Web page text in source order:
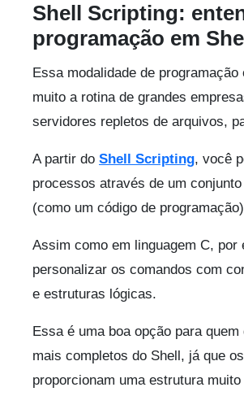
Shell Scripting:
programação em
Essa modalidade de
muito a rotina de grandes
servidores repletos de arquivos,
A partir do Shell Scripting, você
processos através de um
(como um código de
Assim como em linguagem C, por
personalizar os comandos com
e estruturas lógicas.
Essa é uma boa opção para
mais completos do Shell, já que
proporcionam uma estrutura